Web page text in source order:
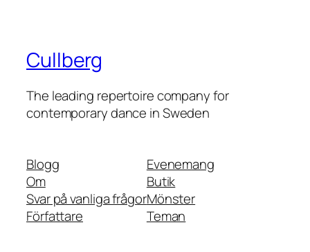
Cullberg
The leading repertoire company for
contemporary dance in Sweden
Blogg
Om
Svar på vanliga frågor
Författare
Evenemang
Butik
Mönster
Teman